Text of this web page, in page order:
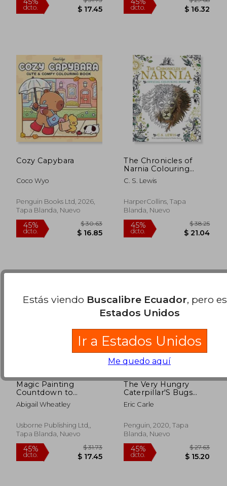
45%
dcto. $ 20.82
45%
dcto. $
45% $ 31.73 45%
Cozy Capybara
Coco Wyo
Penguin Books Ltd, 2026,
Tapa Blanda, Nuevo
The Chronicles of
Narnia Colouring
Book
C. S. Lewis
HarperCollins, Tapa
Blanda, Nuevo
Magic Painting
Countdown to
Christmas (Magic
Painting Books)
Abigail Wheatley
Usborne Publishing Ltd,,
Tapa Blanda, Nuevo
The Very Hungry
Caterpillar'S Bugs
Sticker & Colou (en
Inglés)
Eric Carle
Penguin, 2020, Tapa
Blanda, Nuevo
Estás viendo Buscalibre Ecuador, pero
Estados Unidos
Ir a Estados Unidos
Me quedo aquí